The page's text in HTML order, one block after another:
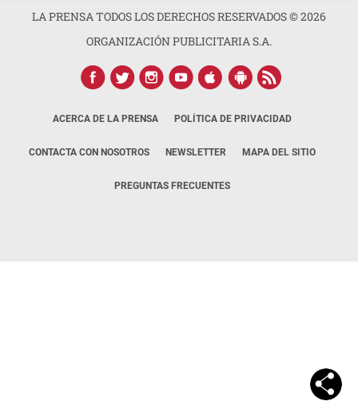
LA PRENSA TODOS LOS DERECHOS RESERVADOS ©2026
ORGANIZACIÓN PUBLICITARIA S.A.
ACERCA DE LA PRENSA POLÍTICA DE PRIVACIDAD
CONTACTA CON NOSOTROS NEWSLETTER MAPA DEL SITIO
PREGUNTAS FRECUENTES